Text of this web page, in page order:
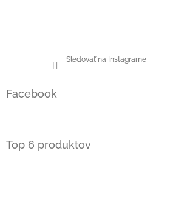
Sledovať na Instagrame
Facebook
Top 6 produktov